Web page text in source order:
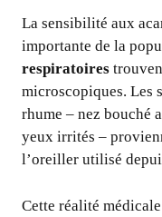
La sensibilité aux
importante de la
respiratoires
microscopiques. Les
rhume – nez bouché
yeux irrités –
l’oreiller utilisé
Cette réalité